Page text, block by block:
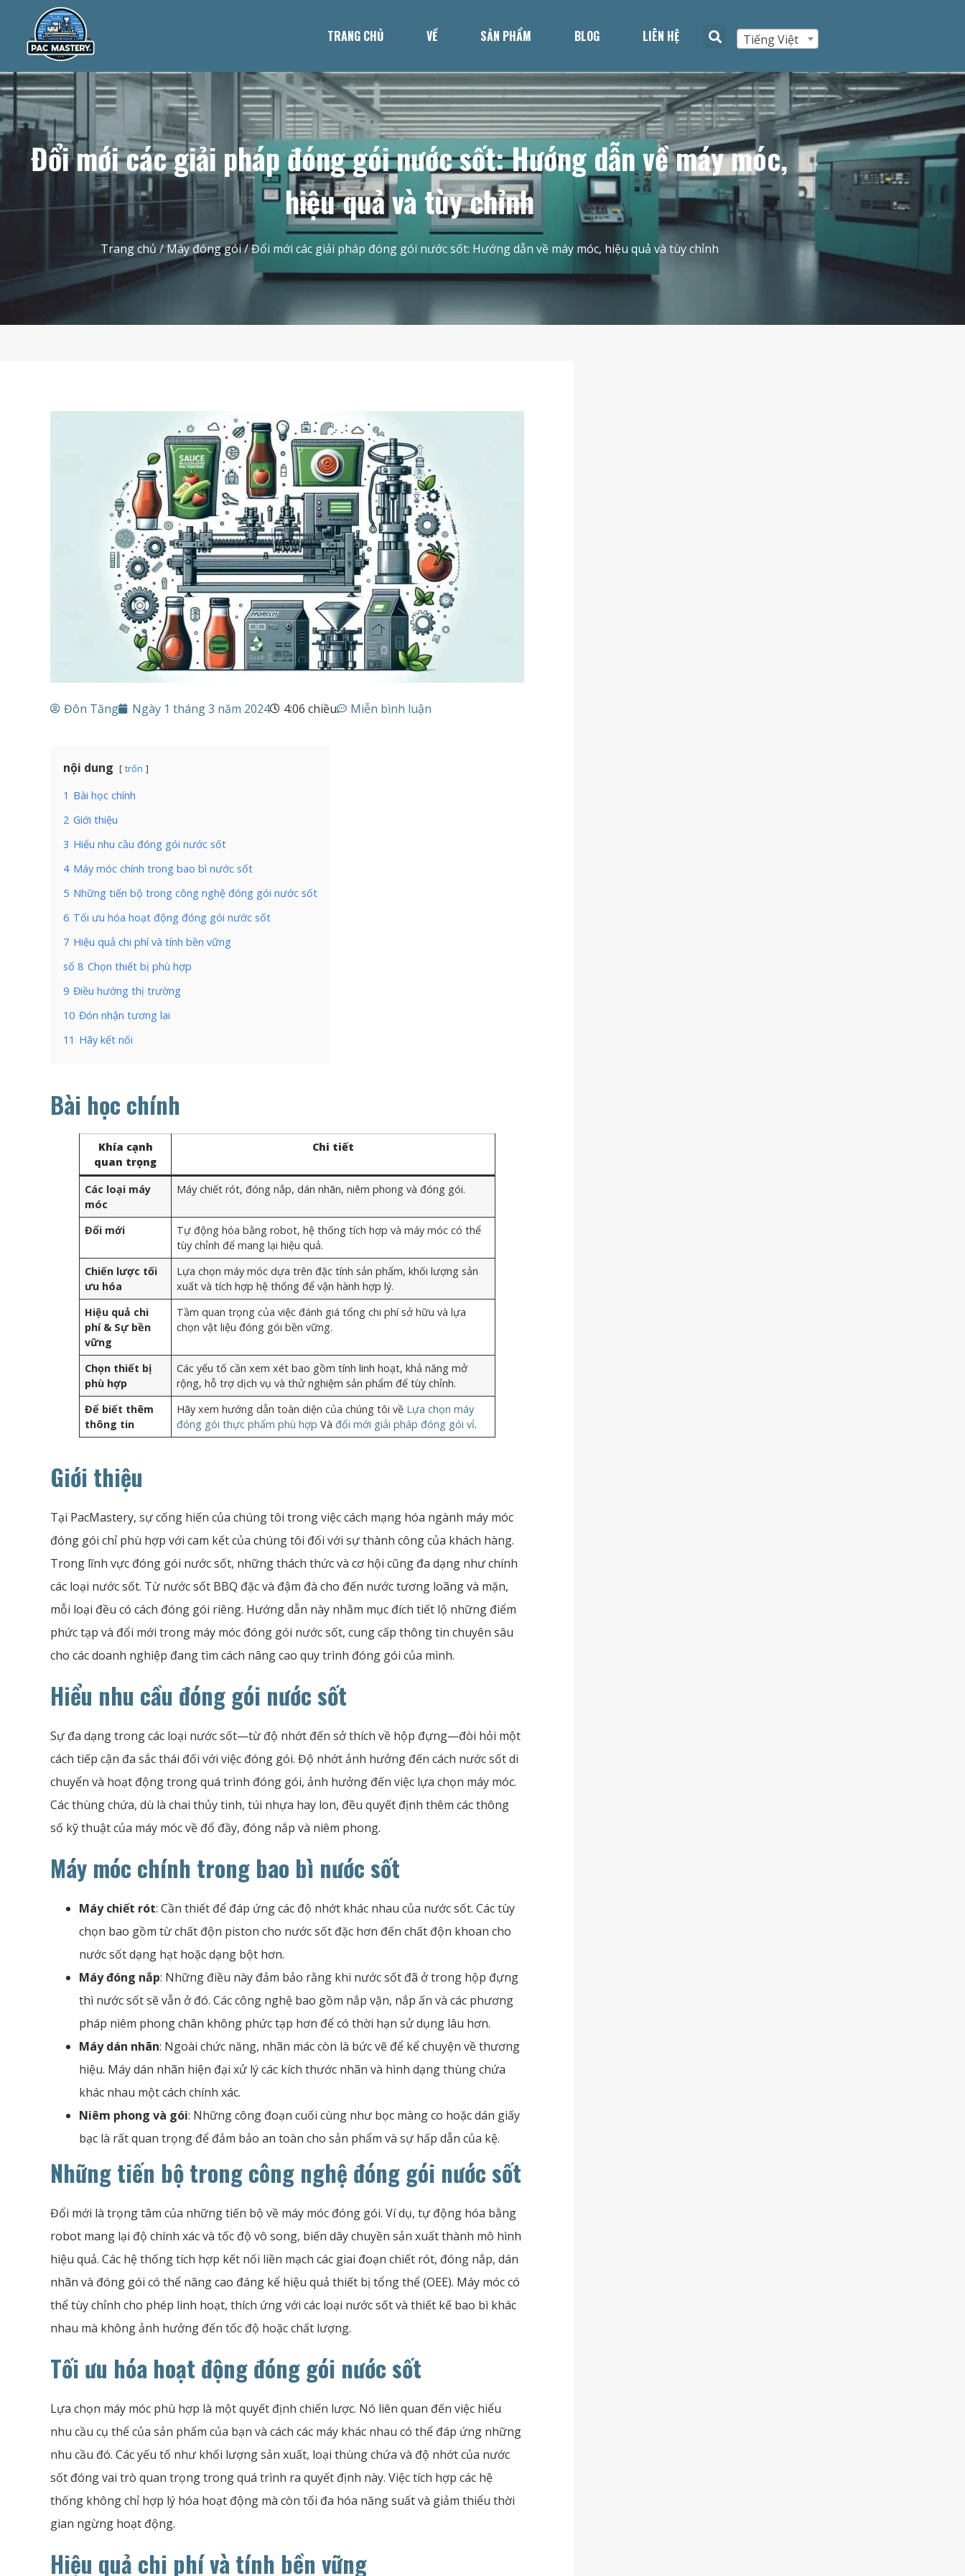
TRANG CHỦ VỀ SẢN PHẨM BLOG LIÊN HỆ Tiếng Việt
Đổi mới các giải pháp đóng gói nước sốt: Hướng dẫn về máy móc,
hiệu quả và tùy chỉnh
Trang chủ/Máy đóng gói/ Đổi mới các giải pháp đóng gói nước sốt: Hướng dẫn về máy móc, hiệu quả và tùy chỉnh
Đôn Tăng Ngày 1 tháng 3 năm 2024 4:06 chiều Miễn bình luận
nội dung trốn
1 Bài học chính
2 Giới thiệu
3 Hiểu nhu cầu đóng gói nước sốt
4 Máy móc chính trong bao bì nước sốt
5 Những tiến bộ trong công nghệ đóng gói nước sốt
6 Tối ưu hóa hoạt động đóng gói nước sốt
7 Hiệu quả chi phí và tính bền vững
số 8 Chọn thiết bị phù hợp
9 Điều hướng thị trường
10 Đón nhận tương lai
11 Hãy kết nối
Bài học chính
Khía cạnh
quan trọng
Chi tiết
Các loại máy
móc
Máy chiết rót, đóng nắp, dán nhãn, niêm phong và đóng gói.
Đổi mới
Tự động hóa bằng robot, hệ thống tích hợp và máy móc có thể
tùy chỉnh để mang lại hiệu quả.
Chiến lược tối
ưu hóa
Lựa chọn máy móc dựa trên đặc tính sản phẩm, khối lượng sản
xuất và tích hợp hệ thống để vận hành hợp lý.
Hiệu quả chi
phí & Sự bền
vững
Tầm quan trọng của việc đánh giá tổng chi phí sở hữu và lựa
chọn vật liệu đóng gói bền vững.
Chọn thiết bị
phù hợp
Các yếu tố cần xem xét bao gồm tính linh hoạt, khả năng mở
rộng, hỗ trợ dịch vụ và thử nghiệm sản phẩm để tùy chỉnh.
Để biết thêm
thông tin
Hãy xem hướng dẫn toàn diện của chúng tôi về Lựa chọn máy
đóng gói thực phẩm phù hợp Vàđổi mới giải pháp đóng gói vỉ.
Giới thiệu
Tại PacMastery, sự cống hiến của chúng tôi trong việc cách mạng hóa ngành máy móc
đóng gói chỉ phù hợp với cam kết của chúng tôi đối với sự thành công của khách hàng.
Trong lĩnh vực đóng gói nước sốt, những thách thức và cơ hội cũng đa dạng như chính
các loại nước sốt. Từ nước sốt BBQ đặc và đậm đà cho đến nước tương loãng và mặn,
mỗi loại đều có cách đóng gói riêng. Hướng dẫn này nhằm mục đích tiết lộ những điểm
phức tạp và đổi mới trong máy móc đóng gói nước sốt, cung cấp thông tin chuyên sâu
cho các doanh nghiệp đang tìm cách nâng cao quy trình đóng gói của mình.
Hiểu nhu cầu đóng gói nước sốt
Sự đa dạng trong các loại nước sốt—từ độ nhớt đến sở thích về hộp đựng—đòi hỏi một
cách tiếp cận đa sắc thái đối với việc đóng gói. Độ nhớt ảnh hưởng đến cách nước sốt di
chuyển và hoạt động trong quá trình đóng gói, ảnh hưởng đến việc lựa chọn máy móc.
Các thùng chứa, dù là chai thủy tinh, túi nhựa hay lon, đều quyết định thêm các thông
số kỹ thuật của máy móc về đổ đầy, đóng nắp và niêm phong.
Máy móc chính trong bao bì nước sốt
Máy chiết rót: Cần thiết để đáp ứng các độ nhớt khác nhau của nước sốt. Các tùy
chọn bao gồm từ chất độn piston cho nước sốt đặc hơn đến chất độn khoan cho
nước sốt dạng hạt hoặc dạng bột hơn.
Máy đóng nắp: Những điều này đảm bảo rằng khi nước sốt đã ở trong hộp đựng
thì nước sốt sẽ vẫn ở đó. Các công nghệ bao gồm nắp vặn, nắp ấn và các phương
pháp niêm phong chân không phức tạp hơn để có thời hạn sử dụng lâu hơn.
Máy dán nhãn: Ngoài chức năng, nhãn mác còn là bức vẽ để kể chuyện về thương
hiệu. Máy dán nhãn hiện đại xử lý các kích thước nhãn và hình dạng thùng chứa
khác nhau một cách chính xác.
Niêm phong và gói: Những công đoạn cuối cùng như bọc màng co hoặc dán giấy
bạc là rất quan trọng để đảm bảo an toàn cho sản phẩm và sự hấp dẫn của kệ.
Những tiến bộ trong công nghệ đóng gói nước sốt
Đổi mới là trọng tâm của những tiến bộ về máy móc đóng gói. Ví dụ, tự động hóa bằng
robot mang lại độ chính xác và tốc độ vô song, biến dây chuyền sản xuất thành mô hình
hiệu quả. Các hệ thống tích hợp kết nối liền mạch các giai đoạn chiết rót, đóng nắp, dán
nhãn và đóng gói có thể nâng cao đáng kể hiệu quả thiết bị tổng thể (OEE). Máy móc có
thể tùy chỉnh cho phép linh hoạt, thích ứng với các loại nước sốt và thiết kế bao bì khác
nhau mà không ảnh hưởng đến tốc độ hoặc chất lượng.
Tối ưu hóa hoạt động đóng gói nước sốt
Lựa chọn máy móc phù hợp là một quyết định chiến lược. Nó liên quan đến việc hiểu
nhu cầu cụ thể của sản phẩm của bạn và cách các máy khác nhau có thể đáp ứng những
nhu cầu đó. Các yếu tố như khối lượng sản xuất, loại thùng chứa và độ nhớt của nước
sốt đóng vai trò quan trọng trong quá trình ra quyết định này. Việc tích hợp các hệ
thống không chỉ hợp lý hóa hoạt động mà còn tối đa hóa năng suất và giảm thiểu thời
gian ngừng hoạt động.
Hiệu quả chi phí và tính bền vững